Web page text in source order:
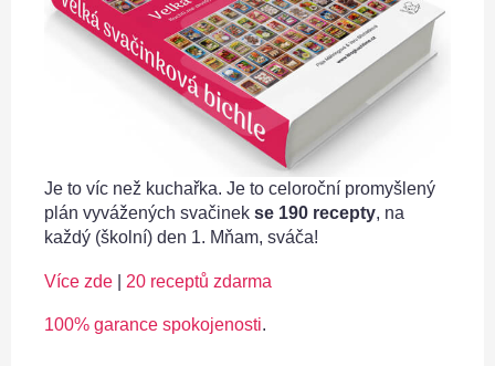
Je to víc než kuchařka. Je to celoroční promyšlený
plán vyvážených svačinek se 190 recepty, na
každý (školní) den 1. Mňam, sváča!
Více zde 20 receptů zdarma
100% garance spokojenosti.